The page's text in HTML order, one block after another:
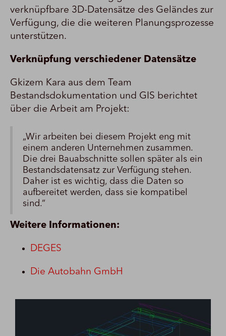
verknüpfbare 3D-Datensätze des Geländes zur
Verfügung, die die weiteren Planungsprozesse
unterstützen.
Verknüpfung verschiedener Datensätze
Gkizem Kara aus dem Team
Bestandsdokumentation und GIS berichtet
über die Arbeit am Projekt:
„Wir arbeiten bei diesem Projekt eng mit
einem anderen Unternehmen zusammen.
Die drei Bauabschnitte sollen später als ein
Bestandsdatensatz zur Verfügung stehen.
Daher ist es wichtig, dass die Daten so
aufbereitet werden, dass sie kompatibel
sind.“
Weitere Informationen:
DEGES
Die Autobahn GmbH